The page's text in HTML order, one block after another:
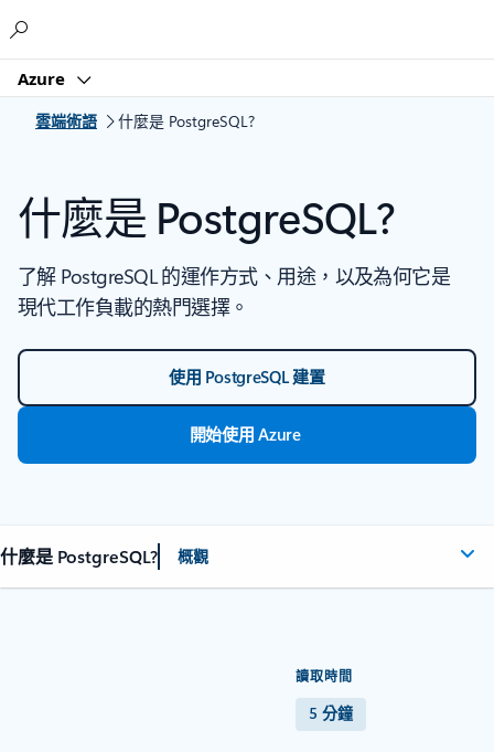
Azure
雲端術語 什麼是 PostgreSQL?
什麼是 PostgreSQL?
了解 PostgreSQL 的運作方式、用途，以及為何它是
現代工作負載的熱門選擇。
使用 PostgreSQL 建置
開始使用 Azure
什麼是 PostgreSQL? 概觀
讀取時間
5 分鐘